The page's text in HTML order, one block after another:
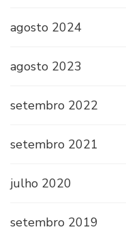
agosto 2024
agosto 2023
setembro 2022
setembro 2021
julho 2020
setembro 2019